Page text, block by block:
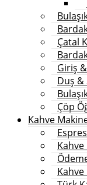
Çatal
Giriş &
Duş &
Çöp
Kahve